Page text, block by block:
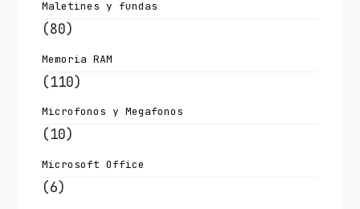
Maletines y fundas
(80)
Memoria RAM
(110)
Microfonos y Megafonos
(10)
Microsoft Office
(6)